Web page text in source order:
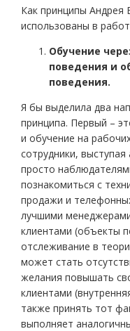
Как принципы Андрея
использованы в
Обучение
поведения и
поведения.
Я бы выделила два
принципа. Первый –
и обучение на
сотрудники,
просто
познакомиться с
продажи и
лучшими
клиентами (объекты
отслеживание в
может стать
желания повышать
клиентами
также принять тот
выполняет